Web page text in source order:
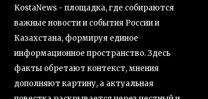
KostaNews - площадка, где собираются
важные новости и события России и
Казахстана, формируя единое
информационное пространство. Здесь
факты обретают контекст, мнения
дополняют картину, а актуальная